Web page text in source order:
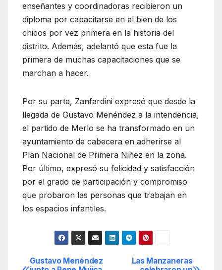
enseñantes y coordinadoras recibieron un
diploma por capacitarse en el bien de los
chicos por vez primera en la historia del
distrito. Además, adelantó que esta fue la
primera de muchas capacitaciones que se
marchan a hacer.
Por su parte, Zanfardini expresó que desde la
llegada de Gustavo Menéndez a la intendencia,
el partido de Merlo se ha transformado en un
ayuntamiento de cabecera en adherirse al
Plan Nacional de Primera Niñez en la zona.
Por último, expresó su felicidad y satisfacción
por el grado de participación y compromiso
que probaron las personas que trabajan en
los espacios infantiles.
Navegación
Las Manzaneras
Gustavo Menéndez